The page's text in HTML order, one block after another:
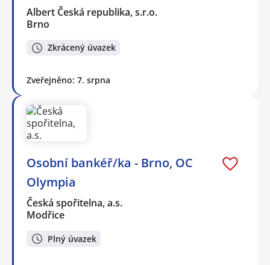
Albert Česká republika, s.r.o.
Brno
Zkrácený úvazek
Zveřejněno: 7. srpna
Osobní bankéř/ka - Brno, OC
Olympia
Česká spořitelna, a.s.
Modřice
Plný úvazek